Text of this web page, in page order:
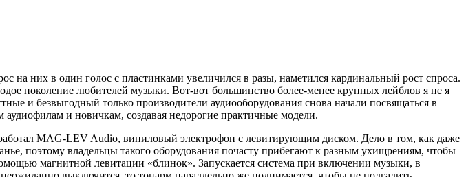
них в один голос с пластинками увеличился в разы, наметился кардинальный рост спроса.
поколение любителей музыки. Вот-вот большинство более-менее крупных лейблов я не я
и безвыгодный только производители аудиооборудования снова начали посвящаться в
аудиофилам и новичкам, создавая недорогие практичные модели.
MAG-LEV Audio, виниловый электрофон с левитирующим диском. Дело в том, как даже
поэтому владельцы такого оборудования почасту прибегают к разным ухищрениям, чтобы
магнитной левитации «блинок». Запускается система при включении музыки, в